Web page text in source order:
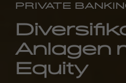
PRIVATE
Anlagen
Equity